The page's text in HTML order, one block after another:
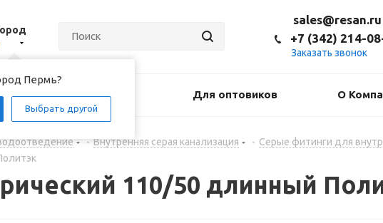
Пермь?
Выбрать другой
sales@resan.ru
+7 (342) 214-
Заказать звонок
Доставка Для оптовиков О
- Внутренняя серая канализация - Серые фитинги для
110/50 длинный